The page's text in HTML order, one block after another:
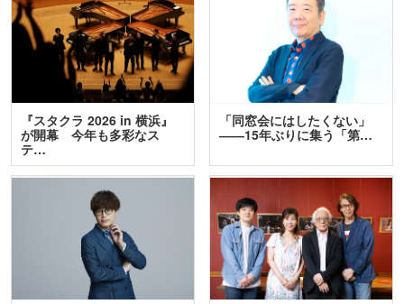
『スタクラ 2026 in 横浜』
が開幕 今年も多彩なス
テ…
「同窓会にはしたくない」
――15年ぶりに集う「第…